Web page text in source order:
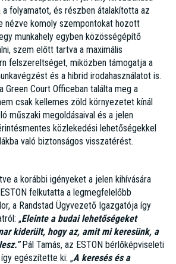
folyamatot, és részben átalakította az
nézve komoly szempontokat hozott
munkahely egyben közösségépítő
szem előtt tartva a maximális
felszereltséget, miközben támogatja a
és a hibrid irodahasználatot is.
Green Court Officeban találta meg a
csak kellemes zöld környezetet kínál
műszaki megoldásaival és a jelen
közlekedési lehetőségekkel
való biztonságos visszatérést.
a korábbi igényeket a jelen kihívására
felkutatta a legmegfelelőbb
a Randstad Ügyvezető Igazgatója így
„Eleinte a budai lehetőségeket
kiderült, hogy az, amit mi keresünk, a
Pál Tamás, az ESTON bérlőképviseleti
egészítette ki: „A keresés és a